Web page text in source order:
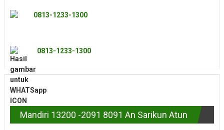
0813-1233-1300
0813-1233-1300
Mandiri 13200 -2091 8091 An Sarikun Atun